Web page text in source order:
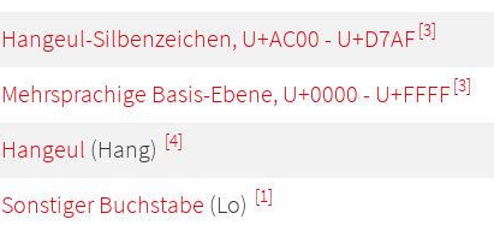
Hangeul-Silbenzeichen, U+AC00 - U+D7AF[3]
Mehrsprachige Basis-Ebene, U+0000 - U+FFFF[3]
Hangeul (Hang) [4]
Sonstiger Buchstabe (Lo) [1]